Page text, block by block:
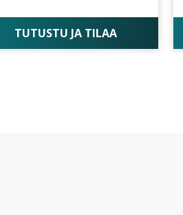
TUTUSTU JA TILAA